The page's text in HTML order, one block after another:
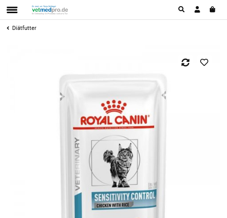
Diätfutter